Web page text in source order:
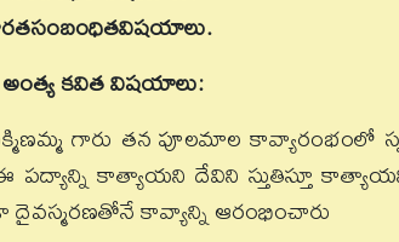
కవిత విషయాలు:
గారు తన పూలమాల కావ్యారంభంలో
ఈ పద్యాన్ని కాత్యాయని దేవిని స్తుతిస్తూ
దైవస్మరణతోనే కావ్యాన్ని ఆరంభించారు